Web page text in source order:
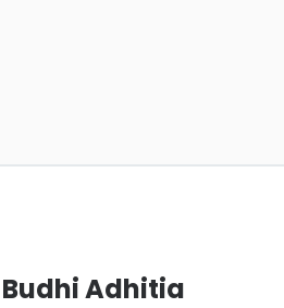
Adhitia